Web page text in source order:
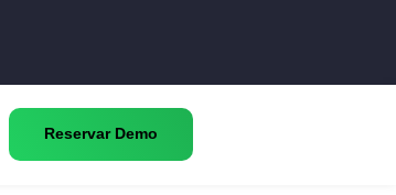
Reservar Demo